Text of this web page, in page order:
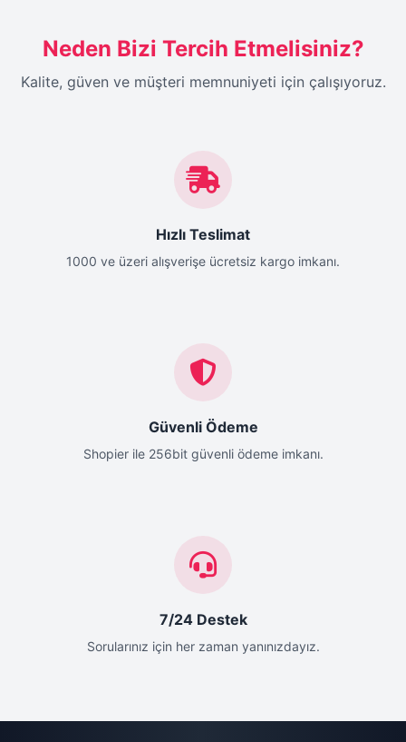
Neden Bizi Tercih Etmelisiniz?
Kalite, güven ve müşteri memnuniyeti için çalışıyoruz.
Hızlı Teslimat
1000 ve üzeri alışverişe ücretsiz kargo imkanı.
Güvenli Ödeme
Shopier ile 256bit güvenli ödeme imkanı.
7/24 Destek
Sorularınız için her zaman yanınızdayız.